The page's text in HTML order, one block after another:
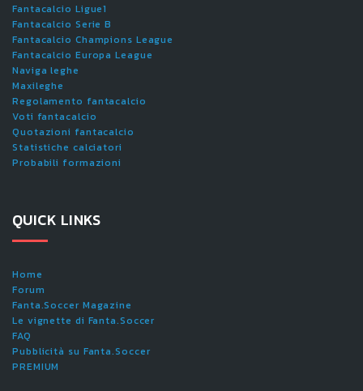
Fantacalcio Ligue1
Fantacalcio Serie B
Fantacalcio Champions League
Fantacalcio Europa League
Naviga leghe
Maxileghe
Regolamento fantacalcio
Voti fantacalcio
Quotazioni fantacalcio
Statistiche calciatori
Probabili formazioni
QUICK LINKS
Home
Forum
Fanta.Soccer Magazine
Le vignette di Fanta.Soccer
FAQ
Pubblicità su Fanta.Soccer
PREMIUM